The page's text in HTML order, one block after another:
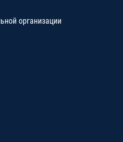
организации